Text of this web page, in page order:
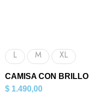
L M XL
CAMISA CON BRILLO
$ 1.490,00